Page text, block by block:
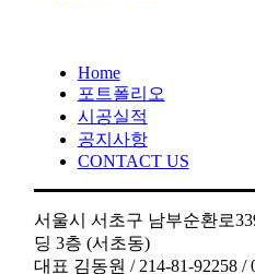
Home
포트폴리오
시공실적
공지사항
CONTACT US
서울시 서초구 남부순환로
딩 3층 (서초동)
대표 김동원 / 214-81-92258 /